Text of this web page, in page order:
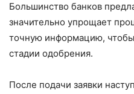
Большинство банков
значительно упрощает
точную информацию,
стадии одобрения.
После подачи заявки